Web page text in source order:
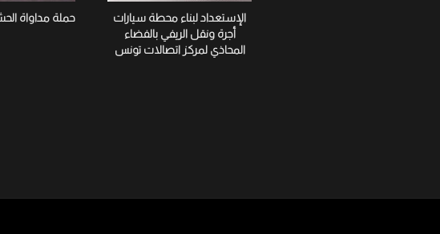
الإستعداد لبناء محطة سيارات
أجرة ونقل الريفي بالفضاء
المحاذي لمركز اتصالات تونس
حملة مداواة